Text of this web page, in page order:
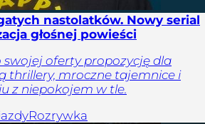
nastolatków. Nowy serial
głośnej powieści
swojej oferty propozycję dla
thrillery, mroczne tajemnice i
z niepokojem w tle.
Rozrywka